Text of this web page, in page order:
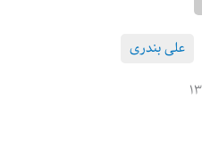
علی بندری